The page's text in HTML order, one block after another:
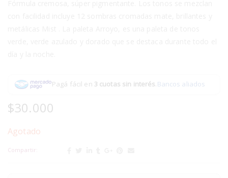
Pagá fácil en 3 cuotas sin interés.Bancos aliados
$30.000
Agotado
Compartir: